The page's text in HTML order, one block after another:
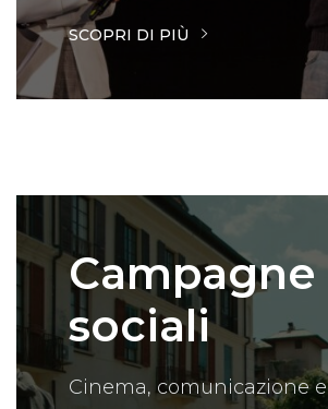
SCOPRI DI PIÙ
Campagne
sociali
Cinema, comunicazione e